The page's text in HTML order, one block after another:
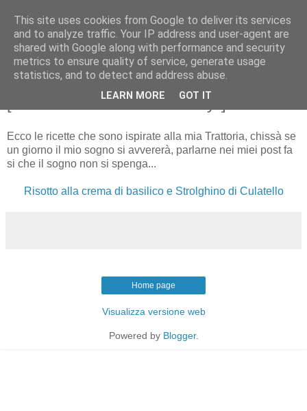
[Trattoria "Nella cucina di Ely"]
Ecco le ricette che sono ispirate alla mia Trattoria, chissà se
un giorno il mio sogno si avvererà, parlarne nei miei post fa
si che il sogno non si spenga...
Risotto alla crema di basilico e Strolghino di Culatello
Home page
Visualizza versione web
Powered by Blogger.
This site uses cookies from Google to deliver its services
and to analyze traffic. Your IP address and user-agent are
shared with Google along with performance and security
metrics to ensure quality of service, generate usage
statistics, and to detect and address abuse.
LEARN MORE GOT IT